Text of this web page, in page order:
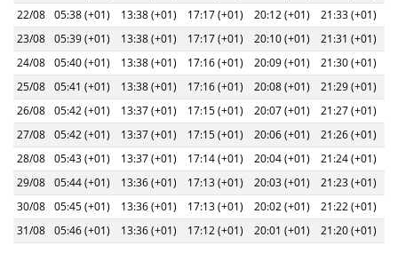
22/08 05:38 (+01) 13:38 (+01) 17:17 (+01) 20:12 (+01)
21:33 (+01)
23/08 05:39 (+01) 13:38 (+01) 17:17 (+01) 20:10 (+01)
21:31 (+01)
24/08 05:40 (+01) 13:38 (+01) 17:16 (+01) 20:09 (+01)
21:30 (+01)
25/08 05:41 (+01) 13:38 (+01) 17:16 (+01) 20:08 (+01)
21:29 (+01)
26/08 05:42 (+01) 13:37 (+01) 17:15 (+01) 20:07 (+01)
21:27 (+01)
27/08 05:42 (+01) 13:37 (+01) 17:15 (+01) 20:06 (+01)
21:26 (+01)
28/08 05:43 (+01) 13:37 (+01) 17:14 (+01) 20:04 (+01)
21:24 (+01)
29/08 05:44 (+01) 13:36 (+01) 17:13 (+01) 20:03 (+01)
21:23 (+01)
30/08 05:45 (+01) 13:36 (+01) 17:13 (+01) 20:02 (+01)
21:22 (+01)
31/08 05:46 (+01) 13:36 (+01) 17:12 (+01) 20:01 (+01) 21:20 (+01)